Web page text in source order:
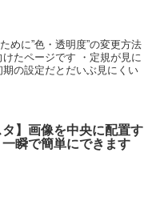
めに”色・透明度”の変更方法
たページです ・定規が見に
の設定だとだいぶ見にくい
タ】画像を中央に配置す
瞬で簡単にできます